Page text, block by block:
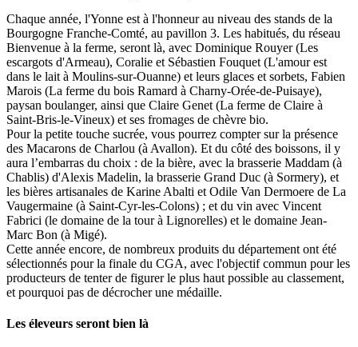
Chaque année, l'Yonne est à l'honneur au niveau des stands de la
Bourgogne Franche-Comté, au pavillon 3. Les habitués, du réseau
Bienvenue à la ferme, seront là, avec Dominique Rouyer (Les
escargots d'Armeau), Coralie et Sébastien Fouquet (L'amour est
dans le lait à Moulins-sur-Ouanne) et leurs glaces et sorbets, Fabien
Marois (La ferme du bois Ramard à Charny-Orée-de-Puisaye),
paysan boulanger, ainsi que Claire Genet (La ferme de Claire à
Saint-Bris-le-Vineux) et ses fromages de chèvre bio.
Pour la petite touche sucrée, vous pourrez compter sur la présence
des Macarons de Charlou (à Avallon). Et du côté des boissons, il y
aura l’embarras du choix : de la bière, avec la brasserie Maddam (à
Chablis) d'Alexis Madelin, la brasserie Grand Duc (à Sormery), et
les bières artisanales de Karine Abalti et Odile Van Dermoere de La
Vaugermaine (à Saint-Cyr-les-Colons) ; et du vin avec Vincent
Fabrici (le domaine de la tour à Lignorelles) et le domaine Jean-
Marc Bon (à Migé).
Cette année encore, de nombreux produits du département ont été
sélectionnés pour la finale du CGA, avec l'objectif commun pour les
producteurs de tenter de figurer le plus haut possible au classement,
et pourquoi pas de décrocher une médaille.
Les éleveurs seront bien là